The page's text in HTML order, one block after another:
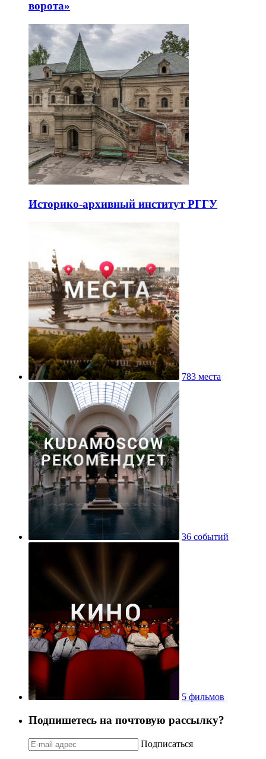
ворота»
Историко-архивный институт РГГУ
783 места
36 событий
5 фильмов
Подпишетесь на почтовую рассылку?
Подписаться